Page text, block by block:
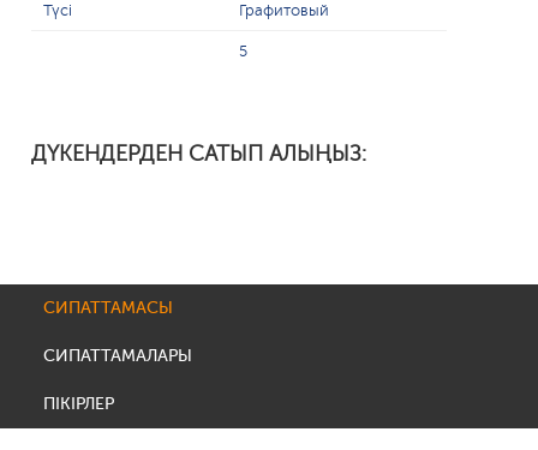
Түсі Графитовый
5
ДҮКЕНДЕРДЕН САТЫП АЛЫҢЫЗ:
СИПАТТАМАСЫ
СИПАТТАМАЛАРЫ
ПІКІРЛЕР